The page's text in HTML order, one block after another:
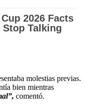
molestias previas.
bien mientras
comentó.